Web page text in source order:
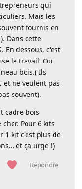
qui
Mais les
fournis en
Dans cette
En dessous, c'est
le travail. Ou
bois.( Ils
et ne veulent pas
souvent).
cadre bois
cher. Pour 6 kits
1 kit c'est plus de
et ça urge !)
Répondre